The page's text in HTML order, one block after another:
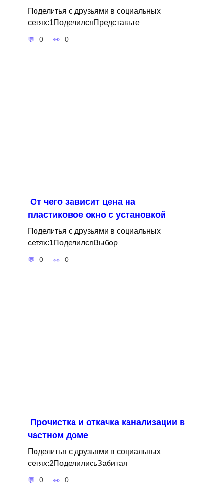
Поделитья с друзьями в социальных
сетях:1ПоделилсяПредставьте
0 0
От чего зависит цена на
пластиковое окно с установкой
Поделитья с друзьями в социальных
сетях:1ПоделилсяВыбор
0 0
Прочистка и откачка канализации в
частном доме
Поделитья с друзьями в социальных
сетях:2ПоделилисьЗабитая
0 0